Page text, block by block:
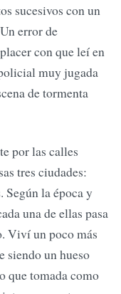
sucesivos con un
error de
con que leí en
muy jugada
de tormenta
por las calles
tres ciudades:
la época y
una de ellas pasa
Viví un poco más
siendo un hueso
que tomada como